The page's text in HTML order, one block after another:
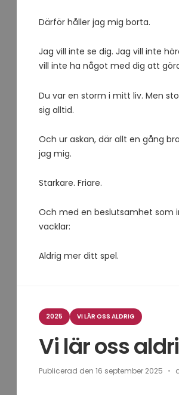
Därför håller jag mig borta.
Jag vill inte se dig. Jag vill inte
vill inte ha något med dig att
Du var en storm i mitt liv. Men
sig alltid.
Och ur askan, där allt en gång
jag mig.
Starkare. Friare.
Och med en beslutsamhet som
vacklar:
Aldrig mer ditt spel.
Kategorier
2025 VI LÄR OSS ALDRIG
Vi lär oss
Publicerad den16 september 2025